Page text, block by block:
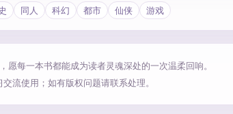
同人 科幻 都市 仙侠 游戏
每一本书都能成为读者灵魂深处的一次温柔回响。
流使用；如有版权问题请联系处理。